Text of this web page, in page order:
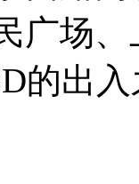
广场
的出